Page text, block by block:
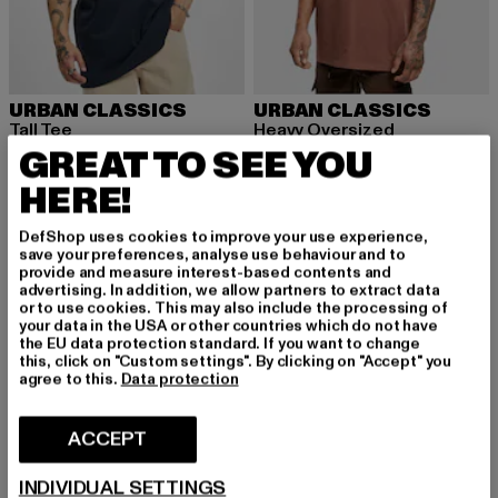
URBAN CLASSICS
Tall Tee
EUR 12,99
Huidige prijs: EUR 12,99
EUR 19,99 Actieprijs: EUR 19,99
URBAN CLASSICS
Heavy Oversized
EUR 15,99
Huidige prijs: EUR 15,99
EUR 22,99
NIEUW -51% NIEUW -35%
GREAT TO SEE YOU
HERE!
DefShop uses cookies to improve your use experience,
save your preferences, analyse use behaviour and to
provide and measure interest-based contents and
advertising. In addition, we allow partners to extract data
or to use cookies. This may also include the processing of
your data in the USA or other countries which do not have
the EU data protection standard. If you want to change
this, click on "Custom settings". By clicking on "Accept" you
agree to this. Data protection
ACCEPT
INDIVIDUAL SETTINGS